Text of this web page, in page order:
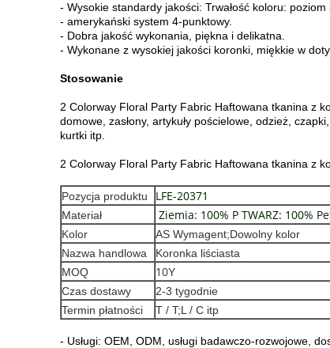
- Wysokie standardy jakości: Trwałość koloru: poziom
- amerykański system 4-punktowy.
- Dobra jakość wykonania, piękna i delikatna.
- Wykonane z wysokiej jakości koronki, miękkie w
Stosowanie
2 Colorway Floral Party Fabric Haftowana tkanina z
domowe, zasłony, artykuły pościelowe, odzież,
kurtki itp.
2 Colorway Floral Party Fabric Haftowana tkanina z
Pozycja produktu LFE-20371
Materiał Ziemia: 100% P TWARZ: 100%
Kolor AS Wymagent;Dowolny kolor
Nazwa handlowa
Koronka liściasta
MOQ
10Y
Czas dostawy
2-3 tygodnie
Termin płatności
T / T;L / C itp
- Usługi: OEM, ODM, usługi badawczo-rozwojowe,